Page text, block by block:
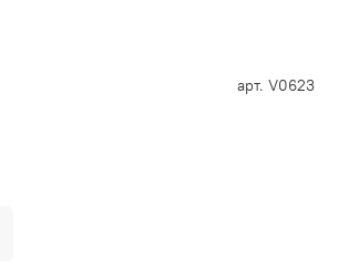
арт. V0623